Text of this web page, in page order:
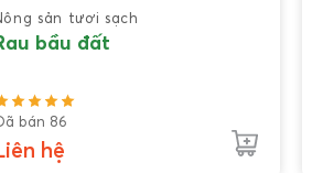
sản tươi sạch
bầu đất
bán 86
hệ